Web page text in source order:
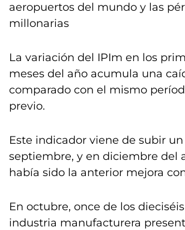
aeropuertos del mundo y las
millonarias
La variación del IPIm en los
meses del año acumula una
comparado con el mismo
previo.
Este indicador viene de subir un
septiembre, y en diciembre del
había sido la anterior mejora con
En octubre, once de los
industria manufacturera